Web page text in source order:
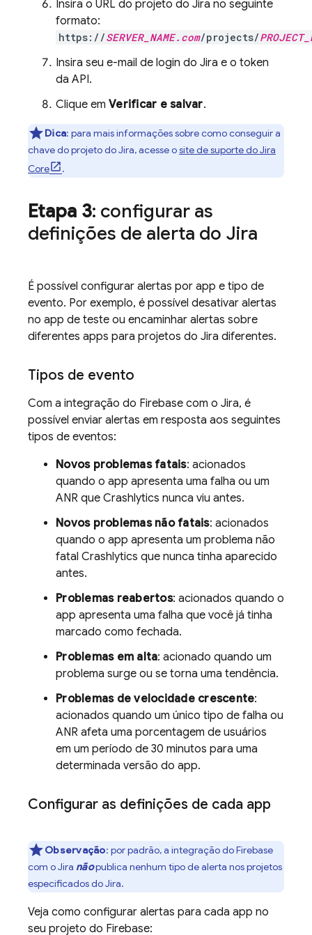
Insira o URL do projeto do Jira no seguinte
formato:
https://SERVER_NAME.com/projects/
Insira seu e-mail de login do Jira e o token
da API.
Clique em Verificar e salvar.
Dica: para mais informações sobre como conseguir a
chave do projeto do Jira, acesse osite de suporte do Jira
Core
.
Etapa 3: configurar as
definições de alerta do Jira
É possível configurar alertas por app e tipo de
evento. Por exemplo, é possível desativar alertas
no app de teste ou encaminhar alertas sobre
diferentes apps para projetos do Jira diferentes.
Tipos de evento
Com a integração do Firebase com o Jira, é
possível enviar alertas em resposta aos seguintes
tipos de eventos:
Novos problemas fatais: acionados
quando o app apresenta uma falha ou um
ANR que Crashlytics nunca viu antes.
Novos problemas não fatais: acionados
quando o app apresenta um problema não
fatal Crashlytics que nunca tinha aparecido
antes.
Problemas reabertos: acionados quando o
app apresenta uma falha que você já tinha
marcado como fechada.
Problemas em alta: acionado quando um
problema surge ou se torna uma tendência.
Problemas de velocidade crescente:
acionados quando um único tipo de falha ou
ANR afeta uma porcentagem de usuários
em um período de 30 minutos para uma
determinada versão do app.
Configurar as definições de cada app
Observação: por padrão, a integração do Firebase
com o Jira nãopublica nenhum tipo de alerta nos projetos
especificados do Jira.
Veja como configurar alertas para cada app no
seu projeto do Firebase: